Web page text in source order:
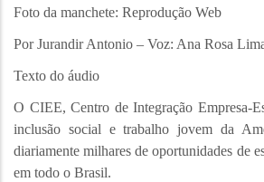
Foto da manchete: Reprodução Web
Por Jurandir Antonio – Voz: Ana Rosa
Texto do áudio
O CIEE, Centro de Integração Empresa-
inclusão social e trabalho jovem da
diariamente milhares de oportunidades de
em todo o Brasil.